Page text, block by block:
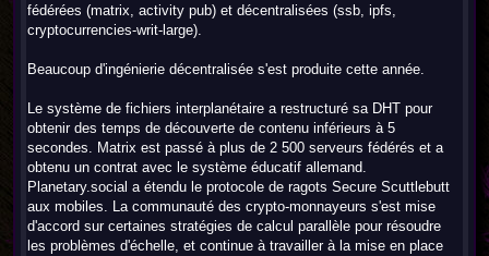
fédérées (matrix, activity pub) et décentralisées (ssb, ipfs,
cryptocurrencies-writ-large).
Beaucoup d'ingénierie décentralisée s'est produite cette année.
Le système de fichiers interplanétaire a restructuré sa DHT pour
obtenir des temps de découverte de contenu inférieurs à 5
secondes. Matrix est passé à plus de 2 500 serveurs fédérés et a
obtenu un contrat avec le système éducatif allemand.
Planetary.social a étendu le protocole de ragots Secure Scuttlebutt
aux mobiles. La communauté des crypto-monnayeurs s'est mise
d'accord sur certaines stratégies de calcul parallèle pour résoudre
les problèmes d'échelle, et continue à travailler à la mise en place